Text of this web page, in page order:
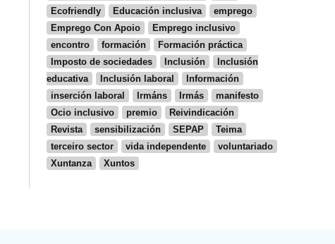
Ecofriendly
Educación inclusiva
emprego
Emprego Con Apoio
Emprego inclusivo
encontro
formación
Formación práctica
Imposto de sociedades
Inclusión
Inclusión
educativa
Inclusión laboral
Información
inserción laboral
Irmáns Irmás
manifesto
Ocio inclusivo
premio
Reivindicación
Revista
sensibilización SEPAP
Teima
terceiro sector
vida independente
voluntariado
Xuntanza
Xuntos